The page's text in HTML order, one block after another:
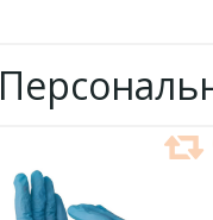
В
ИЗБРАННОЕ